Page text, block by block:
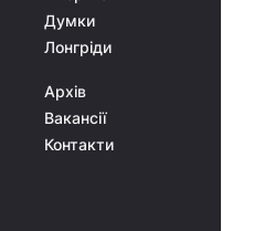
Думки
Лонгріди
Архів
Вакансії
Контакти